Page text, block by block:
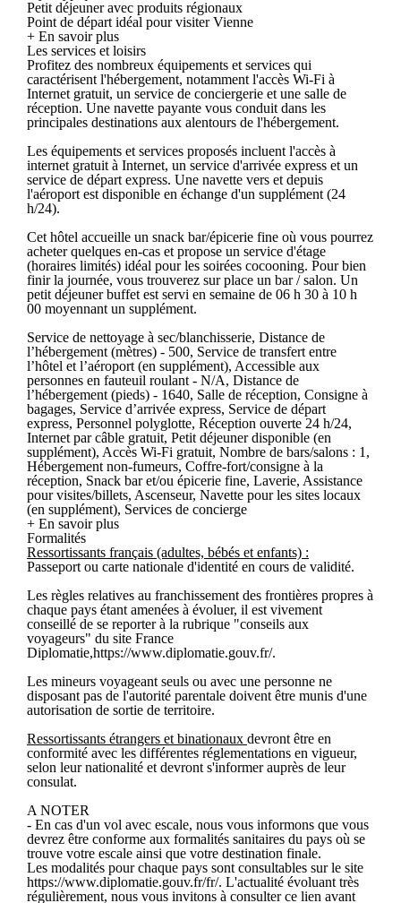
Petit déjeuner avec produits régionaux
Point de départ idéal pour visiter Vienne
+ En savoir plus
Les services et loisirs
Profitez des nombreux équipements et services qui
caractérisent l'hébergement, notamment l'accès Wi-Fi à
Internet gratuit, un service de conciergerie et une salle de
réception. Une navette payante vous conduit dans les
principales destinations aux alentours de l'hébergement.
Les équipements et services proposés incluent l'accès à
internet gratuit à Internet, un service d'arrivée express et un
service de départ express. Une navette vers et depuis
l'aéroport est disponible en échange d'un supplément (24
h/24).
Cet hôtel accueille un snack bar/épicerie fine où vous pourrez
acheter quelques en-cas et propose un service d'étage
(horaires limités) idéal pour les soirées cocooning. Pour bien
finir la journée, vous trouverez sur place un bar / salon. Un
petit déjeuner buffet est servi en semaine de 06 h 30 à 10 h
00 moyennant un supplément.
Service de nettoyage à sec/blanchisserie, Distance de
l’hébergement (mètres) - 500, Service de transfert entre
l’hôtel et l’aéroport (en supplément), Accessible aux
personnes en fauteuil roulant - N/A, Distance de
l’hébergement (pieds) - 1640, Salle de réception, Consigne à
bagages, Service d’arrivée express, Service de départ
express, Personnel polyglotte, Réception ouverte 24 h/24,
Internet par câble gratuit, Petit déjeuner disponible (en
supplément), Accès Wi-Fi gratuit, Nombre de bars/salons : 1,
Hébergement non-fumeurs, Coffre-fort/consigne à la
réception, Snack bar et/ou épicerie fine, Laverie, Assistance
pour visites/billets, Ascenseur, Navette pour les sites locaux
(en supplément), Services de concierge
+ En savoir plus
Formalités
Ressortissants français (adultes, bébés et enfants) :
Passeport ou carte nationale d'identité en cours de validité.
Les règles relatives au franchissement des frontières propres à
chaque pays étant amenées à évoluer, il est vivement
conseillé de se reporter à la rubrique "conseils aux
voyageurs" du site France
Diplomatie,https://www.diplomatie.gouv.fr/.
Les mineurs voyageant seuls ou avec une personne ne
disposant pas de l'autorité parentale doivent être munis d'une
autorisation de sortie de territoire.
Ressortissants étrangers et binationaux devront être en
conformité avec les différentes réglementations en vigueur,
selon leur nationalité et devront s'informer auprès de leur
consulat.
A NOTER
- En cas d'un vol avec escale, nous vous informons que vous
devrez être conforme aux formalités sanitaires du pays où se
trouve votre escale ainsi que votre destination finale.
Les modalités pour chaque pays sont consultables sur le site
https://www.diplomatie.gouv.fr/fr/. L'actualité évoluant très
régulièrement, nous vous invitons à consulter ce lien avant